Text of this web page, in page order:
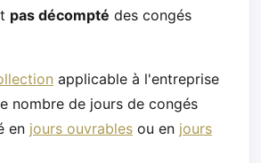
pas décompté des congés
applicable à l'entreprise
nombre de jours de congés
en jours ouvrables ou en jours